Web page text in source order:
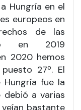
Hungría en el
europeos en
de las
en 2019
2020 hemos
27º. El
fue la
debió a varias
veían bastante